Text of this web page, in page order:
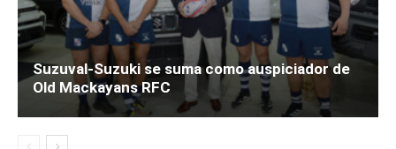
Suzuval-Suzuki se suma como auspiciador de
Old Mackayans RFC